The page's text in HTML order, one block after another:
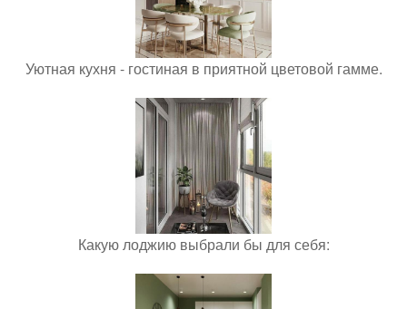
Уютная кухня - гостиная в приятной цветовой гамме.
Какую лоджию выбрали бы для себя: